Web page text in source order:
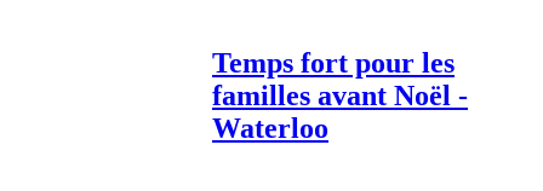
Temps fort pour les
familles avant Noël -
Waterloo